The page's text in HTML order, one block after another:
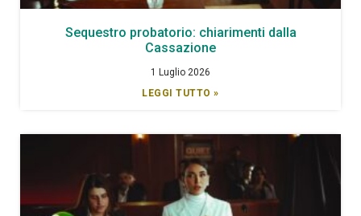
Sequestro probatorio: chiarimenti dalla
Cassazione
1 Luglio 2026
LEGGI TUTTO »